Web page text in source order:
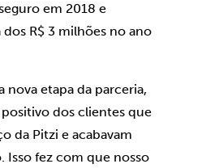
em 2018 e
dos R$ 3 milhões no ano
nova etapa da parceria,
dos clientes que
da Pitzi e acabavam
Isso fez com que nosso